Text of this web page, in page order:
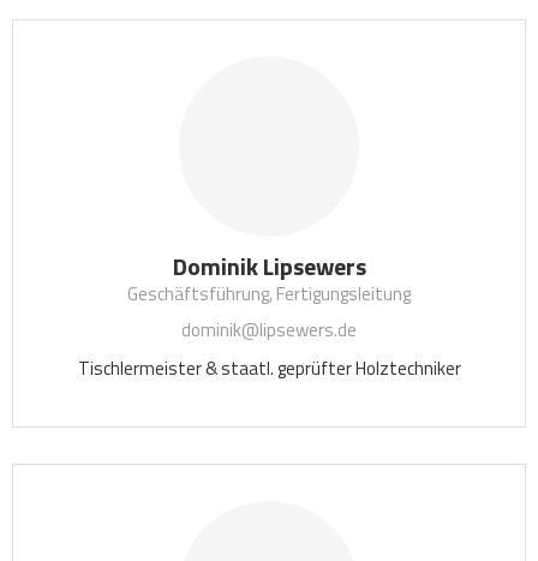
Dominik Lipsewers
Geschäftsführung, Fertigungsleitung
dominik@lipsewers.de
Tischlermeister & staatl. geprüfter Holztechniker